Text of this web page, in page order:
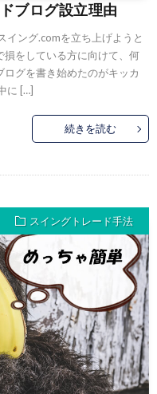
ブログ設立理由
イング.comを立ち上げようと
をしている方に向けて、何
グを書き始めたのがキッカ
に […]
続きを読む
スイングトレード手法